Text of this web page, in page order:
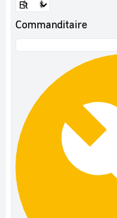
Commanditaire